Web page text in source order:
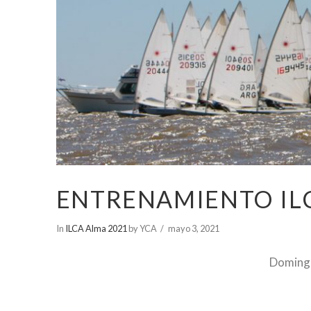
ENTRENAMIENTO
In ILCA Alma 2021 by YCA mayo 3, 2021